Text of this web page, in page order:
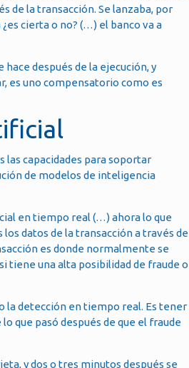
de la transacción. Se lanzaba, por
cierta o no? (…) el banco va a
después de la ejecución, y
es uno compensatorio como es
las capacidades para soportar
de modelos de inteligencia
en tiempo real (…) ahora lo que
datos de la transacción a través de
es donde normalmente se
tiene una alta posibilidad de fraude o
la detección en tiempo real. Es tener
que pasó después de que el fraude
y dos o tres minutos después se